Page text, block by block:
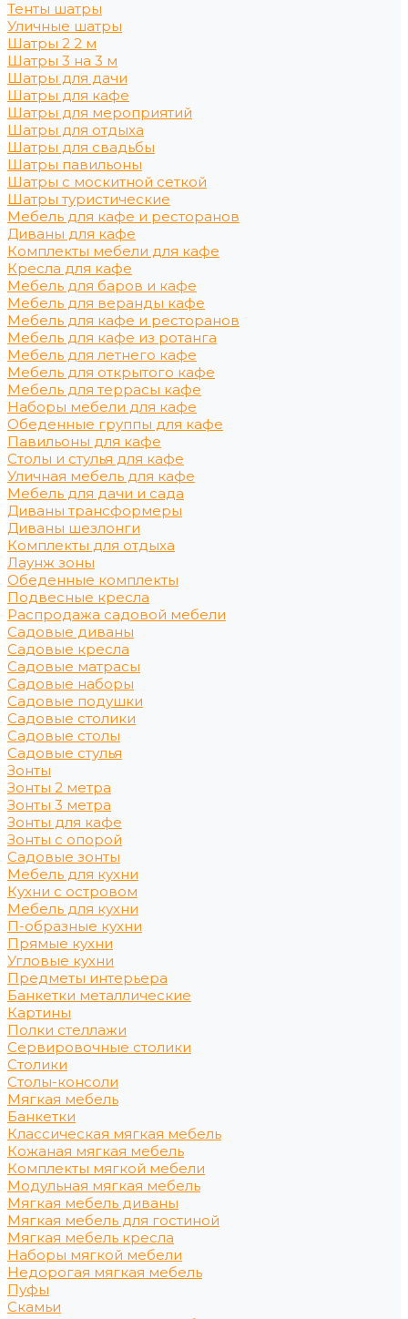
Тенты шатры
Уличные шатры
Шатры 2 2 м
Шатры 3 на 3 м
Шатры для дачи
Шатры для кафе
Шатры для мероприятий
Шатры для отдыха
Шатры для свадьбы
Шатры павильоны
Шатры с москитной сеткой
Шатры туристические
Мебель для кафе и ресторанов
Диваны для кафе
Комплекты мебели для кафе
Кресла для кафе
Мебель для баров и кафе
Мебель для веранды кафе
Мебель для кафе и ресторанов
Мебель для кафе из ротанга
Мебель для летнего кафе
Мебель для открытого кафе
Мебель для террасы кафе
Наборы мебели для кафе
Обеденные группы для кафе
Павильоны для кафе
Столы и стулья для кафе
Уличная мебель для кафе
Мебель для дачи и сада
Диваны трансформеры
Диваны шезлонги
Комплекты для отдыха
Лаунж зоны
Обеденные комплекты
Подвесные кресла
Распродажа садовой мебели
Садовые диваны
Садовые кресла
Садовые матрасы
Садовые наборы
Садовые подушки
Садовые столики
Садовые столы
Садовые стулья
Зонты
Зонты 2 метра
Зонты 3 метра
Зонты для кафе
Зонты с опорой
Садовые зонты
Мебель для кухни
Кухни с островом
Мебель для кухни
П-образные кухни
Прямые кухни
Угловые кухни
Предметы интерьера
Банкетки металлические
Картины
Полки стеллажи
Сервировочные столики
Столики
Столы-консоли
Мягкая мебель
Банкетки
Классическая мягкая мебель
Кожаная мягкая мебель
Комплекты мягкой мебели
Модульная мягкая мебель
Мягкая мебель диваны
Мягкая мебель для гостиной
Мягкая мебель кресла
Наборы мягкой мебели
Недорогая мягкая мебель
Пуфы
Скамьи